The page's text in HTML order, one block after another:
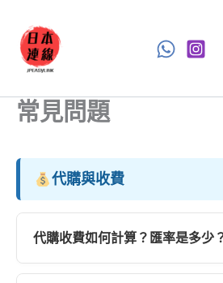
content
常見問題
代購與收費
代購收費如何計算？匯率是多少
我們的系統匯率全自動同步「中銀